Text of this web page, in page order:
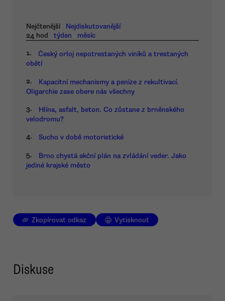
Nejčtenější
Nejdiskutovanější
24 hod
týden měsíc
1.
Český orloj nepotrestaných viníků a trestaných
obětí
2.
Kapacitní mechanismy a peníze z rekultivací.
Oligarchie zase obere nás všechny
3.
Hlína, asfalt, beton. Co zůstane z brněnského
velodromu?
4. Sucho v době motoristické
5.
Brno chystá akční plán na zvládání veder. Jako
jediné krajské město
Zkopírovat odkaz Vytisknout
Diskuse